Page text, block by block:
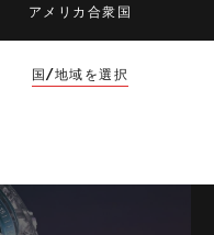
アメリカ合衆国
国/地域を選択